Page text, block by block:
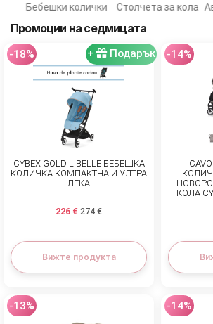
Информация за компанията
За нас
БЛОГОВЕ
Правила за раздаване
Депозит
Въпроси и отговори
МАРКИ
Правила и условия
Бебешки колички Столчета за кола
Промоции на седмицата
+ Подарък
CYBEX GOLD LIBELLE БЕБЕШКА
КОЛИЧКА КОМПАКТНА И УЛТРА
ЛЕКА
-18%
226 € 274 €
Вижте продукта
КОЛА
-14%
-13% -14%